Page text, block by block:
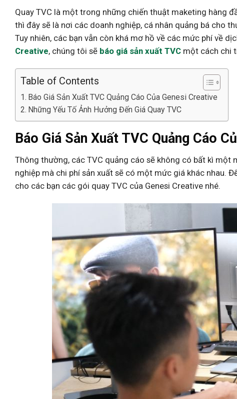
Quay TVC là một trong những chiến thuật maketing hàng
thì đây sẽ là nơi các doanh nghiệp, cá nhân quảng bá cho
Tuy nhiên, các bạn vẫn còn khá mơ hồ về các mức phí về
Creative, chúng tôi sẽ báo giá sản xuất TVC một cách chi
Table of Contents
Báo Giá Sản Xuất TVC Quảng Cáo Của Genesi Creative
Những Yếu Tố Ảnh Hưởng Đến Giá Quay TVC
Báo Giá Sản Xuất TVC Quảng Cáo
Thông thường, các TVC quảng cáo sẽ không có bất kì một
nghiệp mà chi phí sản xuất sẽ có một mức giá khác nhau.
cho các bạn các gói quay TVC của Genesi Creative nhé.